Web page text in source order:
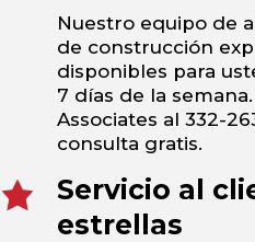
Nuestro equipo de
de construcción
disponibles para
7 días de la
Associates al 332-
consulta gratis.
Servicio al
estrellas